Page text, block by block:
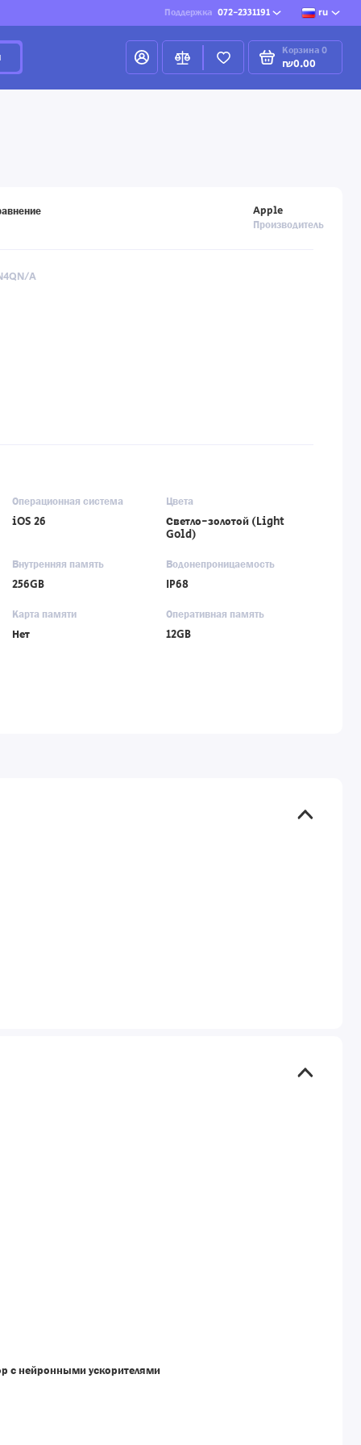
Поддержка 072-2331191 ru
Корзина0
₪0.00
A
Apple
Производитель
Операционная система
iOS 26
Цвета
Светло-золотой (Light
Gold)
Внутренняя память
256GB
Водонепроницаемость
IP68
Карта памяти
Нет
Оперативная память
12GB
с нейронными ускорителями